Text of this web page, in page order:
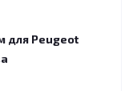
для Peugeot